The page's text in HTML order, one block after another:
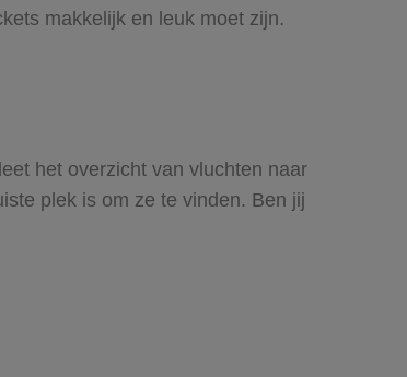
makkelijk en leuk moet zijn.
het overzicht van vluchten naar
plek is om ze te vinden. Ben jij